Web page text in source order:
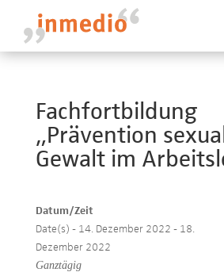
Fachfortbildung
„Prävention
Gewalt im
Datum/Zeit
Date(s) - 14. Dezember 2022 - 18.
Dezember 2022
Ganztägig